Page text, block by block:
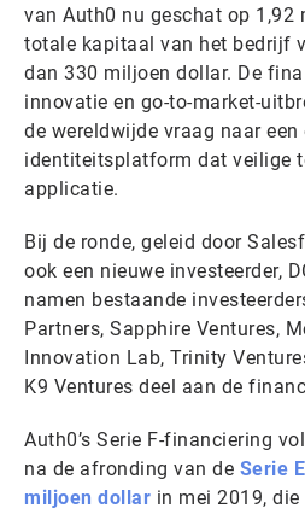
van Auth0 nu geschat op 1,92
totale kapitaal van het bedrijf
dan 330 miljoen dollar. De
innovatie en go-to-market-
de wereldwijde vraag naar
identiteitsplatform dat veilige
applicatie.
Bij de ronde, geleid door
ook een nieuwe investeerder,
namen bestaande
Partners, Sapphire Ventures,
Innovation Lab, Trinity
K9 Ventures deel aan de
Auth0’s Serie F-financiering
na de afronding van de Serie
miljoen dollar in mei 2019, die